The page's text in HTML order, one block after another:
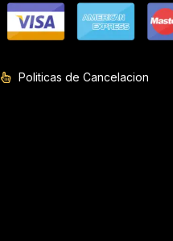
Politicas de Cancelacion